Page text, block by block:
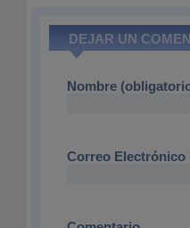
DEJAR UN
Nombre
Correo Electrónico